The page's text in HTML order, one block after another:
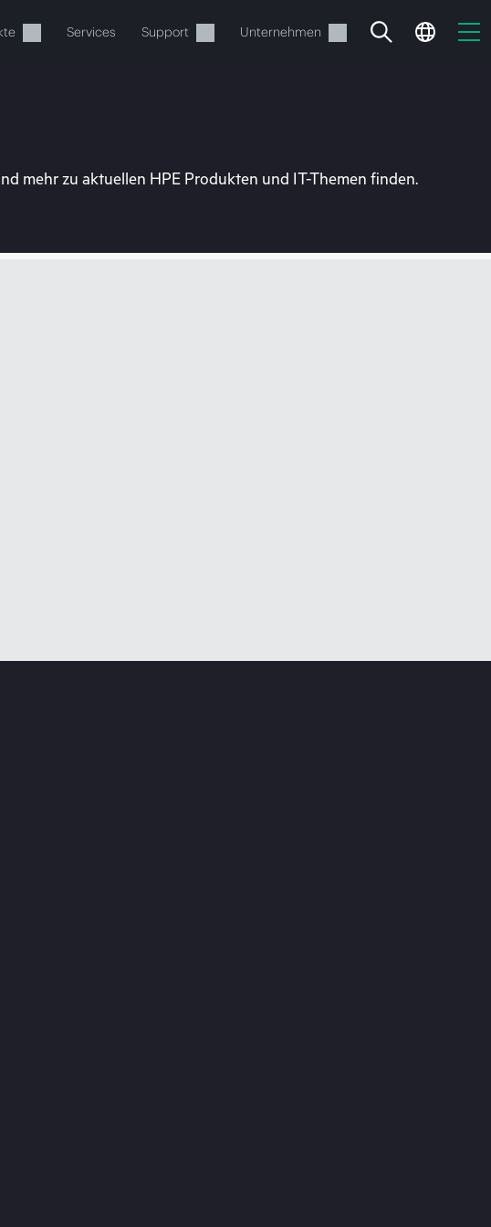
Services Support Unternehmen
leer
mehr zu aktuellen HPE Produkten und IT-Themen finden.